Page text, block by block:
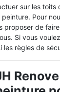
sur les
Pour
proposer de
Si vous
règles de